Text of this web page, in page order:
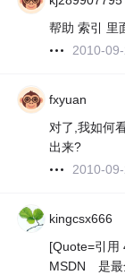
帮助 索引 里
2010-
fxyuan
对了,我如何
出来?
2010-
kingcsx666
[Quote=引用
MSDN 是最